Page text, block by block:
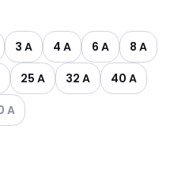
3 A 4 A 6 A
8 A
25 A 32 A
40 A
olevat vaihtoehdot
käytettävissä olevat
A